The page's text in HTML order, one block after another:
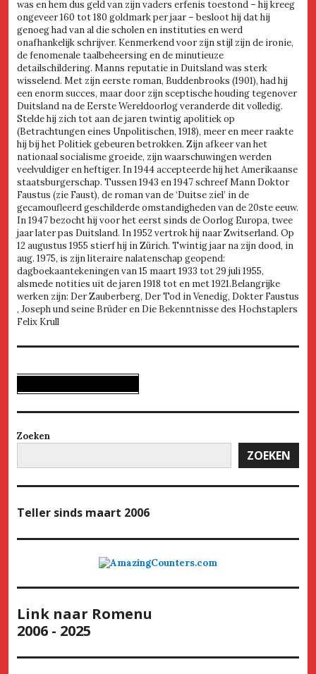
was en hem dus geld van zijn vaders erfenis toestond – hij kreeg
ongeveer 160 tot 180 goldmark per jaar – besloot hij dat hij
genoeg had van al die scholen en instituties en werd
onafhankelijk schrijver. Kenmerkend voor zijn stijl zijn de ironie,
de fenomenale taalbeheersing en de minutieuze
detailschildering. Manns reputatie in Duitsland was sterk
wisselend. Met zijn eerste roman, Buddenbrooks (1901), had hij
een enorm succes, maar door zijn sceptische houding tegenover
Duitsland na de Eerste Wereldoorlog veranderde dit volledig.
Stelde hij zich tot aan de jaren twintig apolitiek op
(Betrachtungen eines Unpolitischen, 1918), meer en meer raakte
hij bij het Politiek gebeuren betrokken. Zijn afkeer van het
nationaal socialisme groeide, zijn waarschuwingen werden
veelvuldiger en heftiger. In 1944 accepteerde hij het Amerikaanse
staatsburgerschap. Tussen 1943 en 1947 schreef Mann Doktor
Faustus (zie Faust), de roman van de ‘Duitse ziel’ in de
gecamoufleerd geschilderde omstandigheden van de 20ste eeuw.
In 1947 bezocht hij voor het eerst sinds de Oorlog Europa, twee
jaar later pas Duitsland. In 1952 vertrok hij naar Zwitserland. Op
12 augustus 1955 stierf hij in Zürich. Twintig jaar na zijn dood, in
aug. 1975, is zijn literaire nalatenschap geopend:
dagboekaantekeningen van 15 maart 1933 tot 29 juli 1955,
alsmede notities uit de jaren 1918 tot en met 1921.Belangrijke
werken zijn: Der Zauberberg, Der Tod in Venedig, Dokter Faustus
, Joseph und seine Brüder en Die Bekenntnisse des Hochstaplers
Felix Krull
Zoeken
ZOEKEN
Teller sinds maart 2006
Link naar Romenu
2006 - 2025